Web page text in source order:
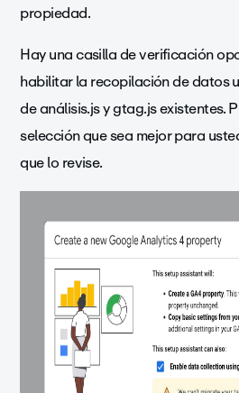
propiedad.
Hay una casilla de verificación
habilitar la recopilación de datos
de análisis.js y gtag.js existentes.
selección que sea mejor para
que lo revise.